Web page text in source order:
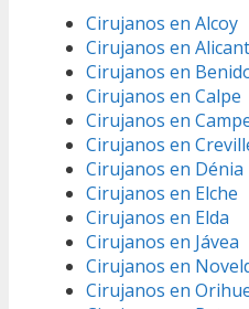
Cirujanos en Alcoy
Cirujanos en
Cirujanos en
Cirujanos en Calpe
Cirujanos en
Cirujanos en
Cirujanos en Dénia
Cirujanos en Elche
Cirujanos en Elda
Cirujanos en Jávea
Cirujanos en
Cirujanos en